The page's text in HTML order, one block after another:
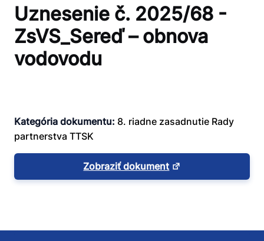
Uznesenie č. 2025/68 -
ZsVS_Sereď – obnova
vodovodu
Kategória dokumentu: 8. riadne zasadnutie Rady
partnerstva TTSK
Zobraziť dokument